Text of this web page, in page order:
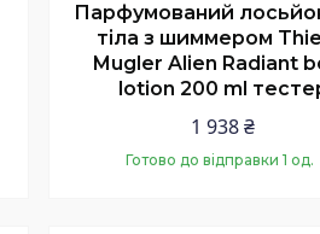
Парфумований
тіла з шиммером
Mugler Alien Radiant
lotion 200 ml
1 938 ₴
Готово до відправки 1 од.